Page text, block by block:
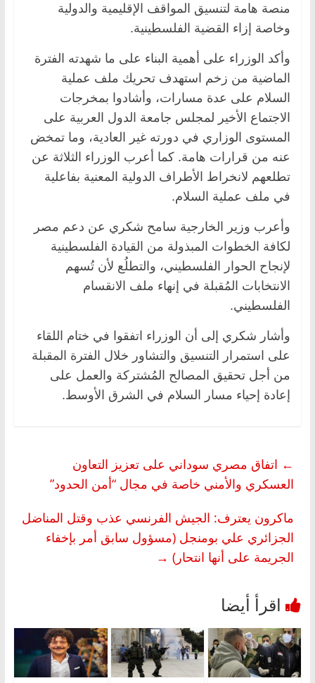
منصة هامة لتنسيق المواقف الإقليمية والدولية
وخاصة إزاء القضية الفلسطينية.
وأكد الوزراء على أهمية البناء على ما شهدته الفترة
الماضية من زخم استهدف تحريك ملف عملية
السلام على عدة مسارات، وأشادوا بمخرجات
الاجتماع الأخير لمجلس جامعة الدول العربية على
المستوى الوزاري في دورته غير العادية، وما تمخض
عنه من قرارات هامة. كما أعرب الوزراء الثلاثة عن
تطلعهم لانخراط الأطراف الدولية المعنية بفاعلية
في ملف عملية السلام.
وأعرب وزير الخارجية سامح شكري عن دعم مصر
لكافة الخطوات المبذولة من القيادة الفلسطينية
لإنجاح الحوار الفلسطيني، والتطلُع لأن تُسهم
الانتخابات المُقبلة في إنهاء ملف الانقسام
الفلسطيني.
وأشار شكري إلى أن الوزراء اتفقوا في ختام اللقاء
على استمرار التنسيق والتشاور خلال الفترة المقبلة
من أجل تحقيق المصالح المُشتركة والعمل على
إعادة إحياء مسار السلام في الشرق الأوسط.
← اتفاق مصري سوداني على تعزيز التعاون
العسكري والأمني خاصة في مجال “أمن الحدود”
ماكرون يعترف: الجيش الفرنسي عذب وقتل المناضل
الجزائري علي بومنجل (مسؤول سابق أمر بإخفاء
الجريمة على أنها انتحار) →